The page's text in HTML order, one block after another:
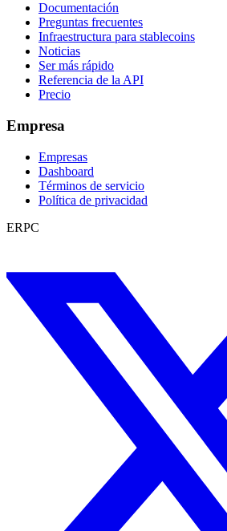
Documentación
Preguntas frecuentes
Infraestructura para stablecoins
Noticias
Ser más rápido
Referencia de la API
Precio
Empresa
Empresas
Dashboard
Términos de servicio
Política de privacidad
ERPC